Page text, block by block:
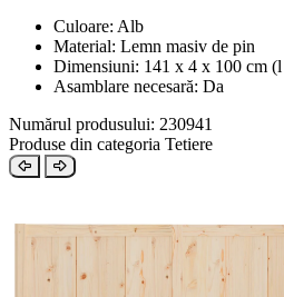
Culoare: Alb
Material: Lemn masiv de pin
Dimensiuni: 141 x 4 x 100 cm
Asamblare necesară: Da
Numărul produsului: 230941
Produse din categoria Tetiere